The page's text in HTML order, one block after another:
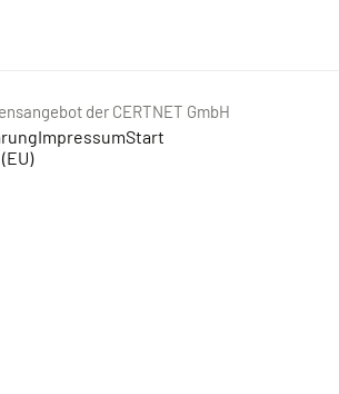
der CERTNET GmbH
ImpressumStart